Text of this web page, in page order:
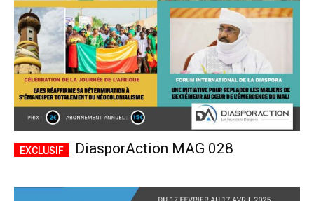
DiasporAction MAG 028